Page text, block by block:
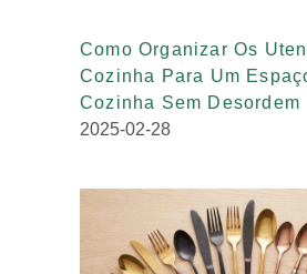
Como Organizar Os
Cozinha Para Um
Cozinha Sem Desordem
2025-02-28